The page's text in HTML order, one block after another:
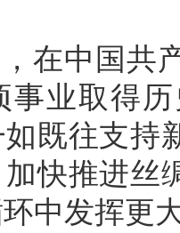
在中国共
事业取得
既往支持
快推进丝
中发挥更